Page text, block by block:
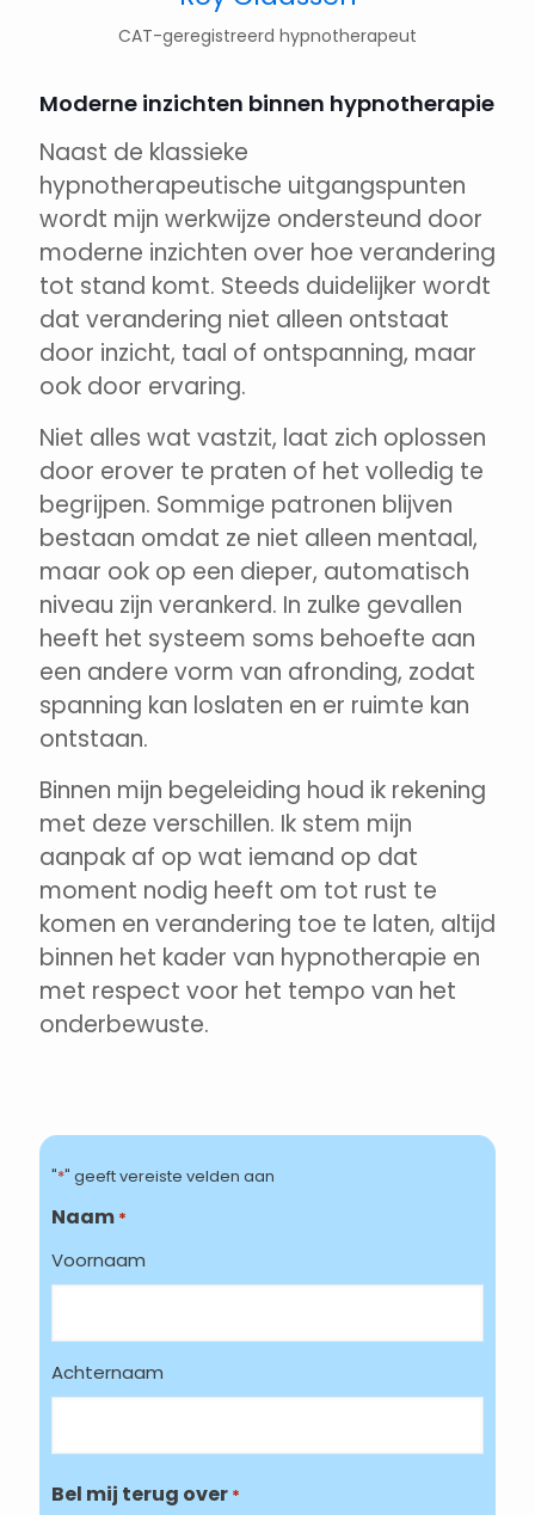
CAT-geregistreerd hypnotherapeut
Moderne inzichten binnen hypnotherapie
Naast de klassieke
hypnotherapeutische uitgangspunten
wordt mijn werkwijze ondersteund door
moderne inzichten over hoe verandering
tot stand komt. Steeds duidelijker wordt
dat verandering niet alleen ontstaat
door inzicht, taal of ontspanning, maar
ook door ervaring.
Niet alles wat vastzit, laat zich oplossen
door erover te praten of het volledig te
begrijpen. Sommige patronen blijven
bestaan omdat ze niet alleen mentaal,
maar ook op een dieper, automatisch
niveau zijn verankerd. In zulke gevallen
heeft het systeem soms behoefte aan
een andere vorm van afronding, zodat
spanning kan loslaten en er ruimte kan
ontstaan.
Binnen mijn begeleiding houd ik rekening
met deze verschillen. Ik stem mijn
aanpak af op wat iemand op dat
moment nodig heeft om tot rust te
komen en verandering toe te laten, altijd
binnen het kader van hypnotherapie en
met respect voor het tempo van het
onderbewuste.
"*" geeft vereiste velden aan
Naam *
Voornaam
Achternaam
Bel mij terug over *